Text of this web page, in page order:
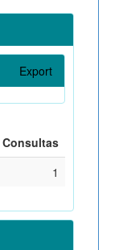
Export
Consultas
1